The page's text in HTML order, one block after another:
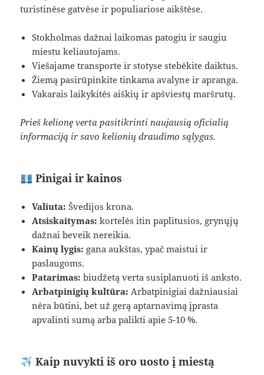
turistinėse gatvėse ir populiariose aikštėse.
Stokholmas dažnai laikomas patogiu ir saugiu
miestu keliautojams.
Viešajame transporte ir stotyse stebėkite daiktus.
Žiemą pasirūpinkite tinkama avalyne ir apranga.
Vakarais laikykitės aiškių ir apšviestų maršrutų.
Prieš kelionę verta pasitikrinti naujausią oficialią
informaciją ir savo kelionių draudimo sąlygas.
Pinigai ir kainos
Valiuta: Švedijos krona.
Atsiskaitymas: kortelės itin paplitusios, grynųjų
dažnai beveik nereikia.
Kainų lygis: gana aukštas, ypač maistui ir
paslaugoms.
Patarimas: biudžetą verta susiplanuoti iš anksto.
Arbatpinigių kultūra: Arbatpinigiai dažniausiai
nėra būtini, bet už gerą aptarnavimą įprasta
apvalinti sumą arba palikti apie 5-10 %.
Kaip nuvykti iš oro uosto į miestą